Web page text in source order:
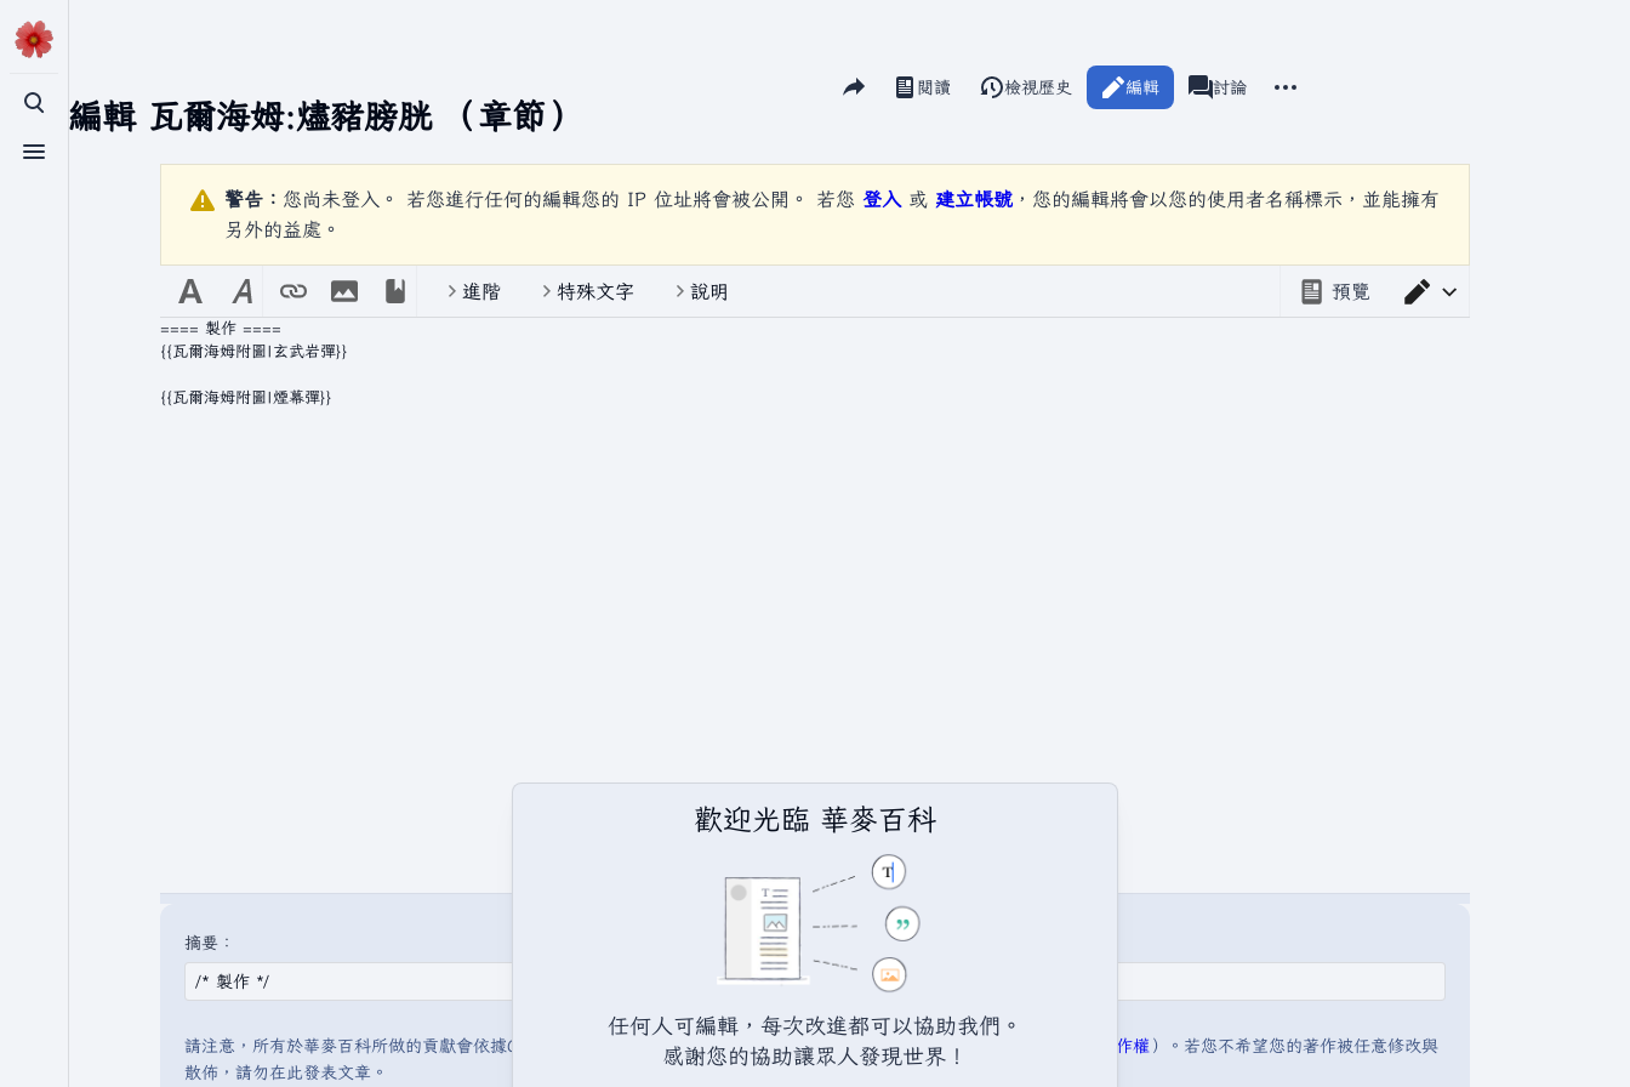
切換搜尋
切換選單
正在編輯 瓦爾海姆:燼豬膀胱（章節）
分享此頁面
視圖閱讀 編輯
檢視歷史 associated-pages
瓦爾海姆
討論
警告： 您尚未登入。 若您進行任何的編輯您的 IP 位址將會被公開。 若您 登入 或 建立帳號 ，您的編輯將會以您的使用者名稱標示，並能擁有
另外的益處。
預覽
切換編輯器
進階 特殊文字 說明
摘要：
請注意，所有於華麥百科所做的貢獻會依據CC BY-SA（創用CC 姓名標示─相同方式分享）授權條款發佈（詳情請見 說明:著作權 ）。若您不希望您的著作被任意修改與
散佈，請勿在此發表文章。
歡迎光臨 華麥百科
任何人可編輯，每次改進都可以協助我們。
感謝您的協助讓眾人發現世界！